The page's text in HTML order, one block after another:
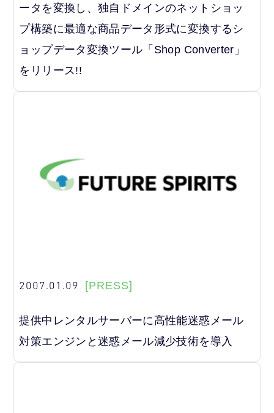
ータを変換し、独自ドメインのネットショッ
プ構築に最適な商品データ形式に変換するシ
ョップデータ変換ツール「Shop Converter」
をリリース!!
2007.01.09 [PRESS]
提供中レンタルサーバーに高性能迷惑メール
対策エンジンと迷惑メール減少技術を導入